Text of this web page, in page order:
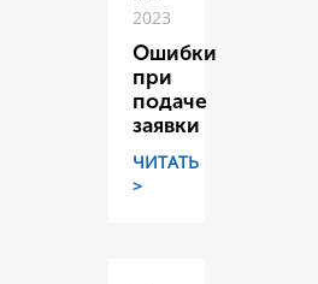
2023
Ошибки
при
подаче
заявки
ЧИТАТЬ
>